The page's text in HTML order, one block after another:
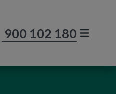
900 102 180